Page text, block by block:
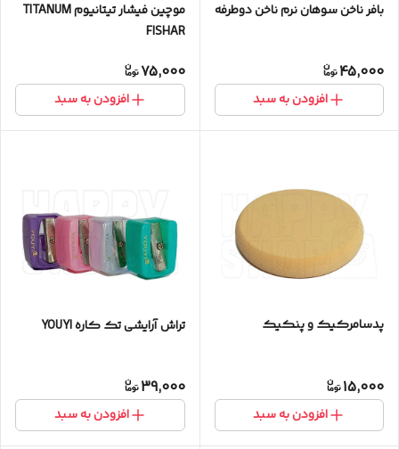
بافر ناخن سوهان نرم ناخن دوطرفه
45,000
افزودن به سبد
موچین فیشار تیتانیوم TITANUM
FISHAR
75,000
افزودن به سبد
پدسامرکیک و پنکیک
15,000
افزودن به سبد
تراش آرایشی تک کاره YOUYI
39,000
افزودن به سبد